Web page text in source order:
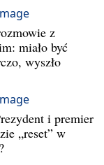
z
miało być
wyszło
i premier
„reset” w